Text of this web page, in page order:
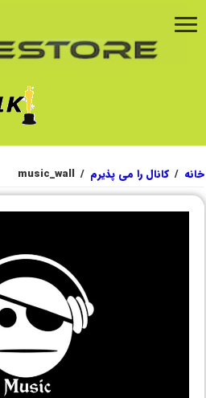
خانه / کانال را می پذیرم /
music_wall